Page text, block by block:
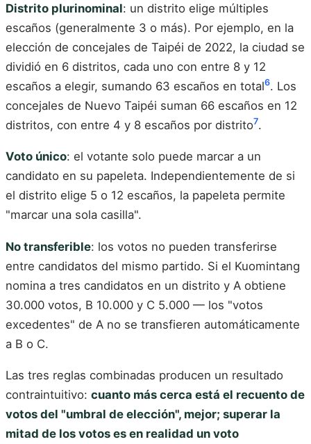
Distrito plurinominal: un distrito elige múltiples
escaños (generalmente 3 o más). Por ejemplo, en la
elección de concejales de Taipéi de 2022, la ciudad se
dividió en 6 distritos, cada uno con entre 8 y 12
escaños a elegir, sumando 63 escaños en total6. Los
concejales de Nuevo Taipéi suman 66 escaños en 12
distritos, con entre 4 y 8 escaños por distrito7.
Voto único: el votante solo puede marcar a un
candidato en su papeleta. Independientemente de si
el distrito elige 5 o 12 escaños, la papeleta permite
"marcar una sola casilla".
No transferible: los votos no pueden transferirse
entre candidatos del mismo partido. Si el Kuomintang
nomina a tres candidatos en un distrito y A obtiene
30.000 votos, B 10.000 y C 5.000 — los "votos
excedentes" de A no se transfieren automáticamente
a B o C.
Las tres reglas combinadas producen un resultado
contraintuitivo: cuanto más cerca está el recuento de
votos del "umbral de elección", mejor; superar la
mitad de los votos es en realidad un voto